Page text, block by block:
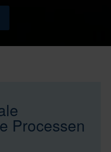
Processen